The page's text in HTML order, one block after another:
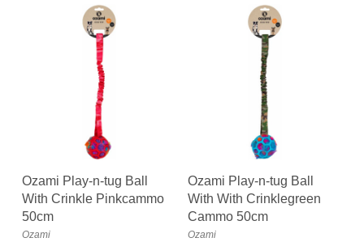
Ozami Play-n-tug Ball
With Crinkle Pinkcammo
50cm
Ozami
Ozami Play-n-tug Ball
With With Crinklegreen
Cammo 50cm
Ozami